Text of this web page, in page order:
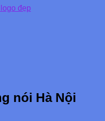
nói Hà Nội